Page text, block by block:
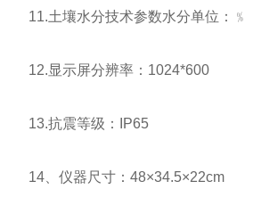
11.土壤水分技术参数水分单位：﹪
12.显示屏分辨率：1024*600
13.抗震等级：IP65
14、仪器尺寸：48×34.5×22cm